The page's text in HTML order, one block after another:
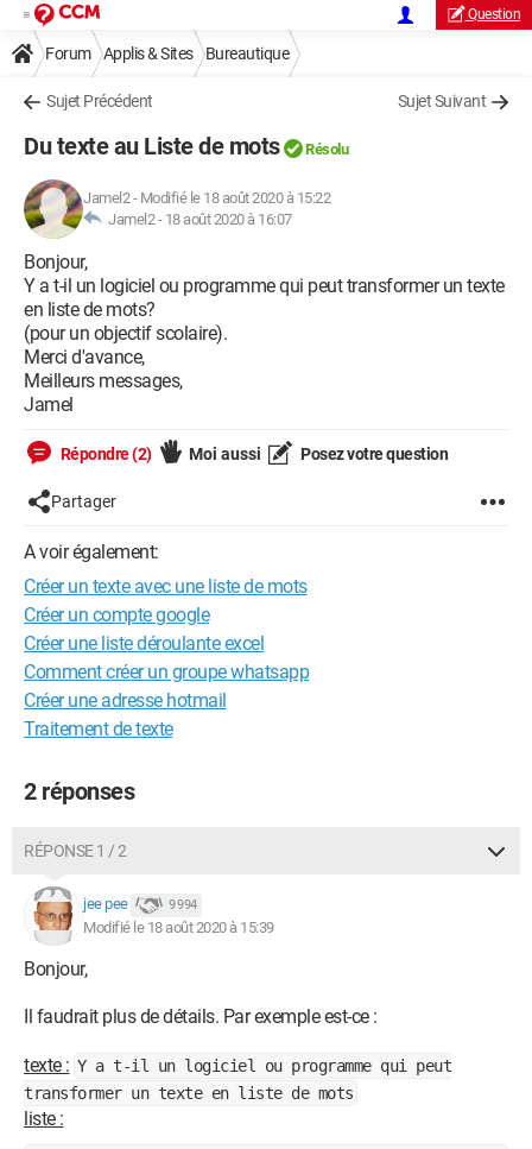
Question
Forum Applis & Sites Bureautique
Sujet Précédent Sujet Suivant
Du texte au Liste de mots Résolu
Jamel2- Modifié le 18 août 2020 à 15:22
Jamel2 - 18 août 2020 à 16:07
Bonjour,
Y a t-il un logiciel ou programme qui peut transformer un texte
en liste de mots?
(pour un objectif scolaire).
Merci d'avance,
Meilleurs messages,
Jamel
Répondre (2) Moi aussi Posez votre question
Partager
A voir également:
Créer un texte avec une liste de mots
Créer un compte google
Créer une liste déroulante excel
Comment créer un groupe whatsapp
Créer une adresse hotmail
Traitement de texte
2 réponses
RÉPONSE 1 / 2
jee pee 9 994
Modifié le 18 août 2020 à 15:39
Bonjour,
Il faudrait plus de détails. Par exemple est-ce :
texte : Y a t-il un logiciel ou programme qui peut
transformer un texte en liste de mots
liste :